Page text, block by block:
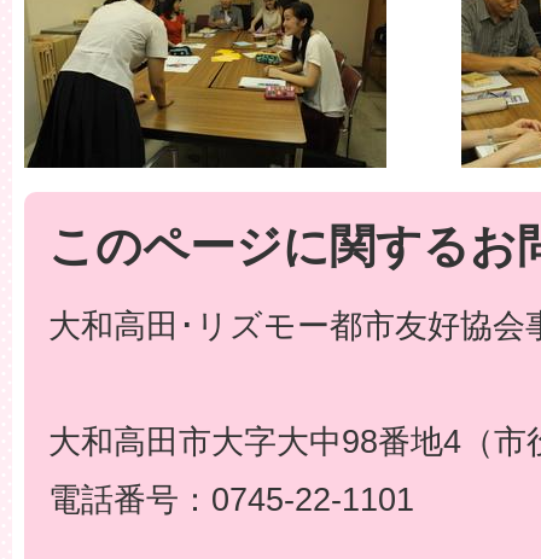
このページに関するお
大和高田･リズモー都市友好協会
大和高田市大字大中98番地4（市
電話番号：0745-22-1101